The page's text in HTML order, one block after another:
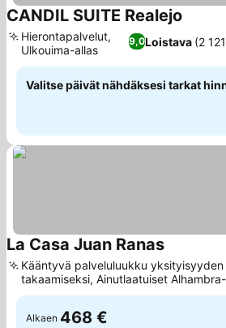
CANDIL SUITE Realejo
9,0Loistava (2
Hierontapalvelut,
Ulkouima-allas
Valitse päivät nähdäksesi tarkat
La Casa Juan RanasKatso
Kääntyvä palveluluukku yksityisyyden
takaamiseksi, Ainutlaatuiset
varustetut majoitukset
Alkaen 468 €